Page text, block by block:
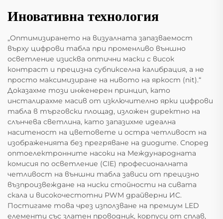
Иновативна технология
„Оптимизирането на визуалната запазваемост
върху цифрови табла при променливо външно
осветление изисква оптични маски с висок
контраст и прецизна субпикселна калибрация, а не
просто максимизиране на нивото на яркост (nit).“
Доказахме този инженерен принцип, като
инсталирахме масив от изключително ярки цифрови
табла в търговски площад, изложен директно на
слънчева светлина, като запазихме идеална
наситеност на цветовете и остра четливост на
изображенията без прегряване на диодите. Според
оптоелектронните насоки на Международната
комисия по осветление (CIE) професионалната
четливост на външни табла зависи от прецизно
възпроизвеждане на ниски стойности на сивата
скала и високочестотни PWM драйверни ИС.
Постигаме това чрез използване на премиум LED
елементи със златен проводник, корпуси от сплав,